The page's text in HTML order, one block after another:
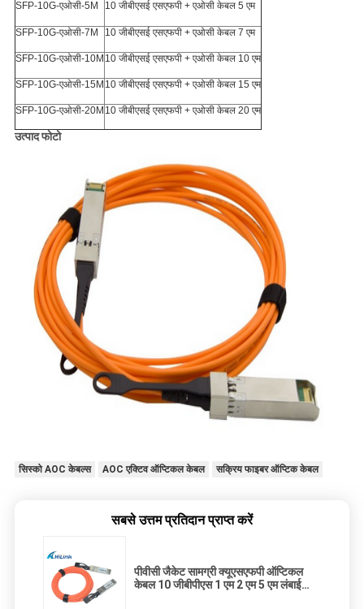
SFP-10G-एओसी-5M 10 जीबीएसई एसएफपी + एओसी केबल 5 एम
SFP-10G-एओसी-7M 10 जीबीएसई एसएफपी + एओसी केबल 7 एम
SFP-10G-एओसी-10M 10 जीबीएसई एसएफपी + एओसी केबल 10 एम
SFP-10G-एओसी-15M 10 जीबीएसई एसएफपी + एओसी केबल 15 एम
SFP-10G-एओसी-20M 10 जीबीएसई एसएफपी + एओसी केबल 20 एम
उत्पाद फोटो
सिस्को AOC केबल्स AOC एक्टिव ऑप्टिकल केबल सक्रिय फाइबर ऑप्टिक केबल
सबसे उत्तम प्रतिदान प्राप्त करें
पीवीसी जैकेट सामग्री क्यूएसएफपी ऑप्टिकल
केबल 10 जीबीपीएस 1 एम 2 एम 5 एम लंबाई